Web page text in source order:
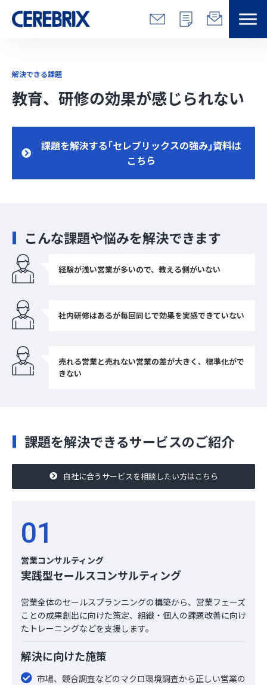
解決できる課題
サービス
事例
会社情報
解決できる課題
教育、研修の効果が感じられない
課題を解決する｢セレブリックスの強み｣資料は
こちら
こんな課題や悩みを解決できます
経験が浅い営業が多いので、教える側がいない
社内研修はあるが毎回同じで効果を実感できていない
売れる営業と売れない営業の差が大きく、標準化がで
きない
課題を解決できるサービスのご紹介
自社に合うサービスを相談したい方はこちら
01
営業コンサルティング
実践型セールスコンサルティング
営業全体のセールスプランニングの構築から、営業フェーズ
ことの成果創出に向けた策定、組織・個人の課題改善に向け
たトレーニングなどを支援します。
解決に向けた施策
市場、競合調査などのマクロ環境調査から正しい営業の